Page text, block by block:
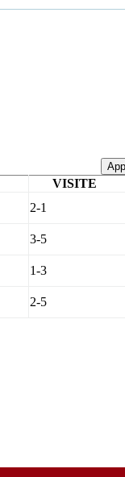
VISITE
2-1
3-5
1-3
2-5